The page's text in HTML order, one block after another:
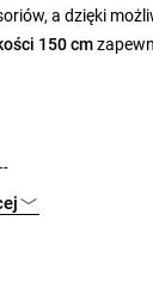
a dzięki
150 cm